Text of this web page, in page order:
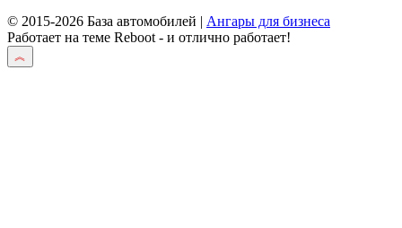
© 2015-2026 База автомобилей | Ангары для бизнеса
Работает на теме Reboot - и отлично работает!